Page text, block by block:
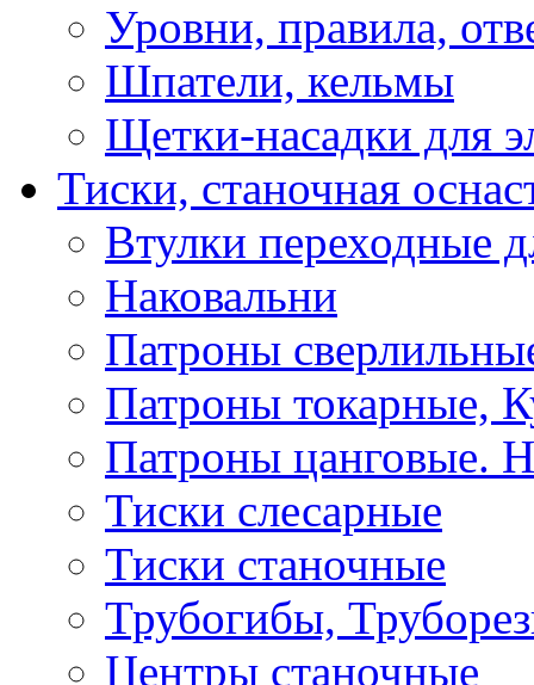
Уровни, правила,
Шпатели, кельмы
Щетки-насадки для
Тиски, станочная
Втулки переходные
Наковальни
Патроны
Патроны токарные,
Патроны цанговые.
Тиски слесарные
Тиски станочные
Трубогибы,
Центры станочные